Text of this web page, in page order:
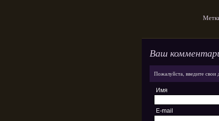
Ваш
Пожалуйста, введите
Имя
E-mail